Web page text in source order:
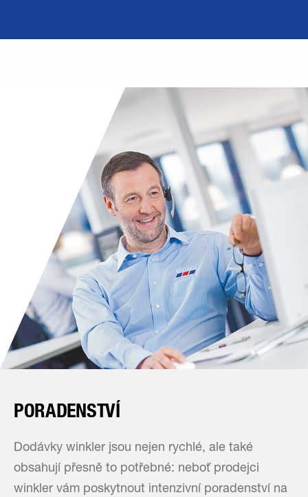
PORADENSTVÍ
Dodávky winkler jsou nejen rychlé, ale také
obsahují přesně to potřebné: neboť prodejci
winkler vám poskytnout intenzivní poradenství na